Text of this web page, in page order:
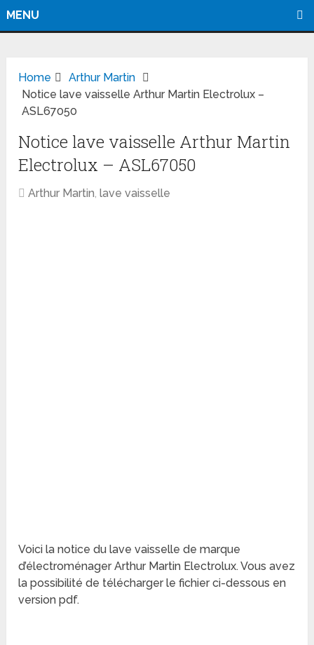
MENU
Home
Arthur Martin
Notice lave vaisselle Arthur Martin Electrolux –
ASL67050
Notice lave vaisselle Arthur Martin
Electrolux – ASL67050
Arthur Martin,lave vaisselle
Voici la notice du lave vaisselle de marque
d’électroménager Arthur Martin Electrolux. Vous avez
la possibilité de télécharger le fichier ci-dessous en
version pdf.